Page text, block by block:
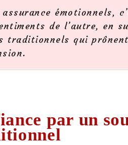
émotionnels,
de l’autre, en
traditionnels qui
par un